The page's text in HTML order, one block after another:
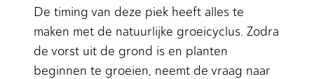
De timing van deze piek heeft alles te
maken met de natuurlijke groeicyclus. Zodra
de vorst uit de grond is en planten
beginnen te groeien, neemt de vraag naar